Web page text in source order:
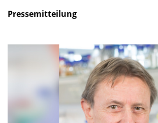
Pressemitteilung
Fritz